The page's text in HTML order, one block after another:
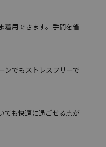
着用できます。手間を省
ンでもストレスフリーで
ても快適に過ごせる点が